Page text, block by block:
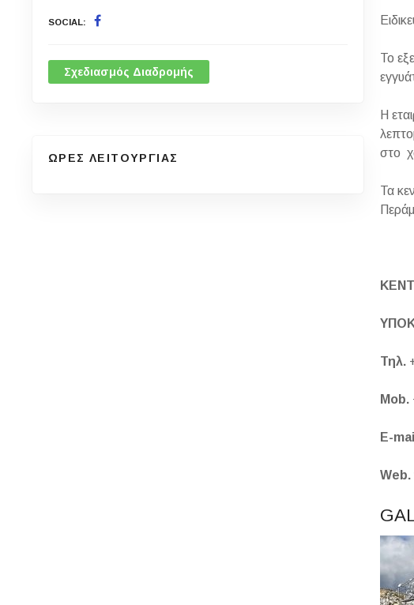
SOCIAL
Σχεδιασμός Διαδρομής
ΩΡΕΣ ΛΕΙΤΟΥΡΓΙΑΣ
Το
Η
στο
Τα
Τηλ.
Mob.
E-
Web.